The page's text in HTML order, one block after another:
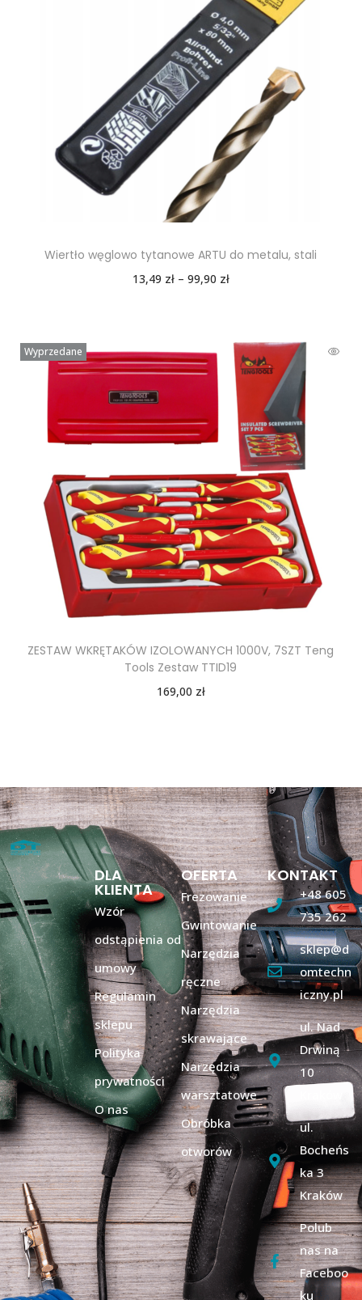
Wiertło węglowo tytanowe ARTU do metalu, stali
13,49 zł– 99,90 zł
Wyprzedane
ZESTAW WKRĘTAKÓW IZOLOWANYCH 1000V, 7SZT Teng
Tools Zestaw TTID19
169,00 zł
DLA
KLIENTA
Wzór
odstąpienia od
umowy
Regulamin
sklepu
Polityka
prywatności
O nas
OFERTA
Frezowanie
Gwintowanie
Narzędzia
ręczne
Narzędzia
skrawające
Narzędzia
warsztatowe
Obróbka
otworów
KONTAKT
+48 605
735 262
sklep@d
omtechn
iczny.pl
ul. Nad
Drwiną
10
ul.
Bocheńs
ka 3
Kraków
Polub
nas na
Faceboo
ku